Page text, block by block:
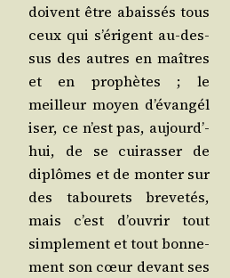
doivent être abais­sés tous
ceux qui s’é­rigent au-des­
sus des autres en maîtres
et en pro­phètes ; le
meilleur moyen d’é­van­gé­l
i­ser, ce n’est pas, aujourd’­
hui, de se cui­ras­ser de
diplômes et de mon­ter sur
des tabou­rets bre­ve­tés,
mais c’est d’ou­vrir tout
sim­ple­ment et tout bon­ne­
ment son cœur devant ses